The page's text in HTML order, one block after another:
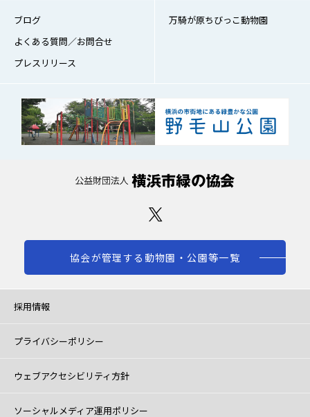
ブログ
よくある質問／お問合せ
プレスリリース
万騎が原ちびっこ動物園
協会が管理する動物園・公園等一覧
採用情報
プライバシーポリシー
ウェブアクセシビリティ方針
ソーシャルメディア運用ポリシー